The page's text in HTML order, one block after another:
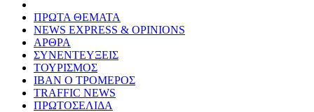
ΠΡΩΤΑ ΘΕΜΑΤΑ
NEWS EXPRESS & OPINIONS
ΑΡΘΡΑ
ΣΥΝΕΝΤΕΥΞΕΙΣ
ΤΟΥΡΙΣΜΟΣ
ΙΒΑΝ Ο ΤΡΟΜΕΡΟΣ
TRAFFIC NEWS
ΠΡΩΤΟΣΕΛΙΔΑ